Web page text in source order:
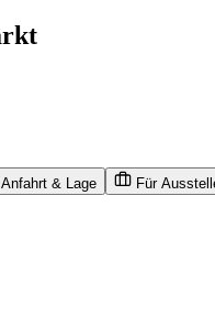
Anfahrt & Lage Für